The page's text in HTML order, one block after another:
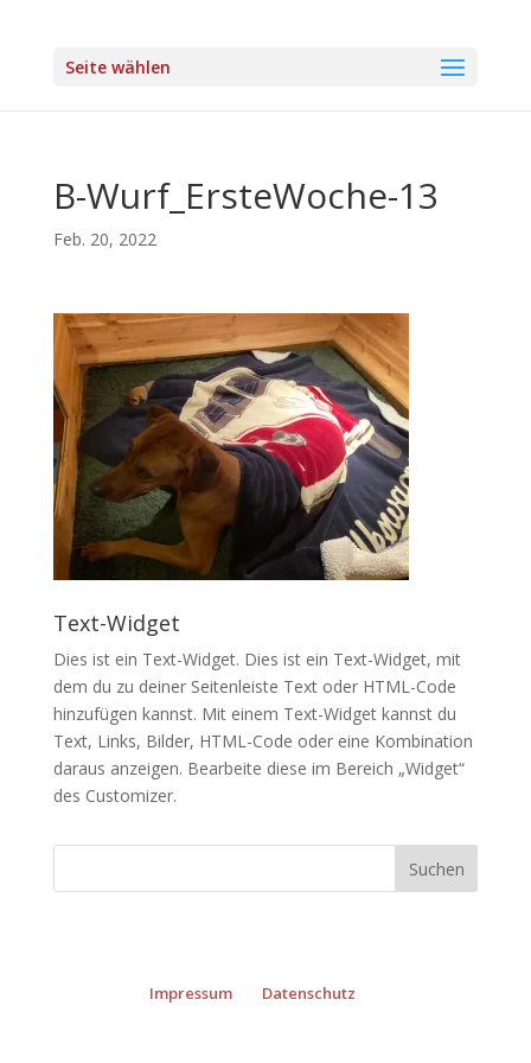
Seite wählen
B-Wurf_ErsteWoche-13
Feb. 20, 2022
Text-Widget
Dies ist ein Text-Widget. Dies ist ein Text-Widget, mit
dem du zu deiner Seitenleiste Text oder HTML-Code
hinzufügen kannst. Mit einem Text-Widget kannst du
Text, Links, Bilder, HTML-Code oder eine Kombination
daraus anzeigen. Bearbeite diese im Bereich „Widget“
des Customizer.
Impressum Datenschutz